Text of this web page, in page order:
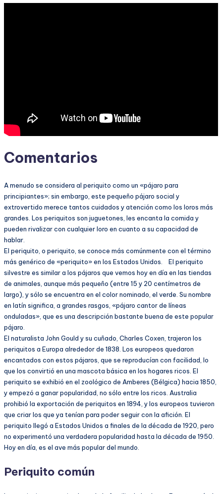
Comentarios
A menudo se considera al periquito como un «pájaro para
principiantes»; sin embargo, este pequeño pájaro social y
extrovertido merece tantos cuidados y atención como los loros más
grandes. Los periquitos son juguetones, les encanta la comida y
pueden rivalizar con cualquier loro en cuanto a su capacidad de
hablar.
El periquito, o periquito, se conoce más comúnmente con el término
más genérico de «periquito» en los Estados Unidos. El periquito
silvestre es similar a los pájaros que vemos hoy en día en las tiendas
de animales, aunque más pequeño (entre 15 y 20 centímetros de
largo), y sólo se encuentra en el color nominado, el verde. Su nombre
en latín significa, a grandes rasgos, «pájaro cantor de líneas
onduladas», que es una descripción bastante buena de este popular
pájaro.
El naturalista John Gould y su cuñado, Charles Coxen, trajeron los
periquitos a Europa alrededor de 1838. Los europeos quedaron
encantados con estos pájaros, que se reproducían con facilidad, lo
que los convirtió en una mascota básica en los hogares ricos. El
periquito se exhibió en el zoológico de Amberes (Bélgica) hacia 1850,
y empezó a ganar popularidad, no sólo entre los ricos. Australia
prohibió la exportación de periquitos en 1894, y los europeos tuvieron
que criar los que ya tenían para poder seguir con la afición. El
periquito llegó a Estados Unidos a finales de la década de 1920, pero
no experimentó una verdadera popularidad hasta la década de 1950.
Hoy en día, es el ave más popular del mundo.
Periquito común